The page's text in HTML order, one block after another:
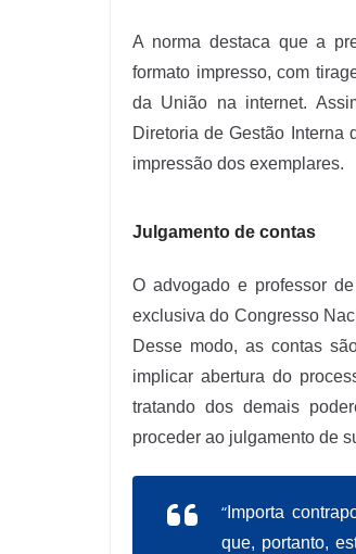
A norma destaca que a
formato impresso, com
da União na internet.
Diretoria de Gestão Interna
impressão dos exemplares.
Julgamento de contas
O advogado e professor
exclusiva do Congresso
Desse modo, as contas
implicar abertura do
tratando dos demais
proceder ao julgamento de
“ Importa
que, portanto,